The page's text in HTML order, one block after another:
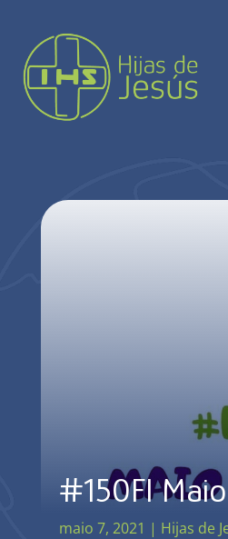
#150FI
maio 7, 2021 | Hijas de